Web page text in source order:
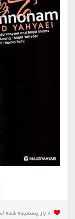
0 بار پسنديده شده است